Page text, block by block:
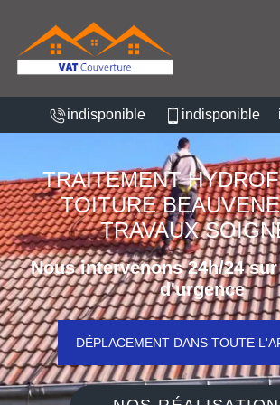
indisponible indisponible
TRAITEMENT
TOITURE
TRAVAUX
Nous intervenons 24h/24
d'urgence
DÉPLACEMENT DANS TOUTE